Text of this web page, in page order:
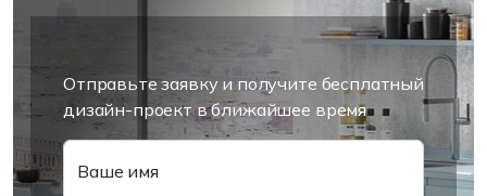
Отправьте заявку и получите бесплатный
дизайн-проект в ближайшее время
Ваше имя